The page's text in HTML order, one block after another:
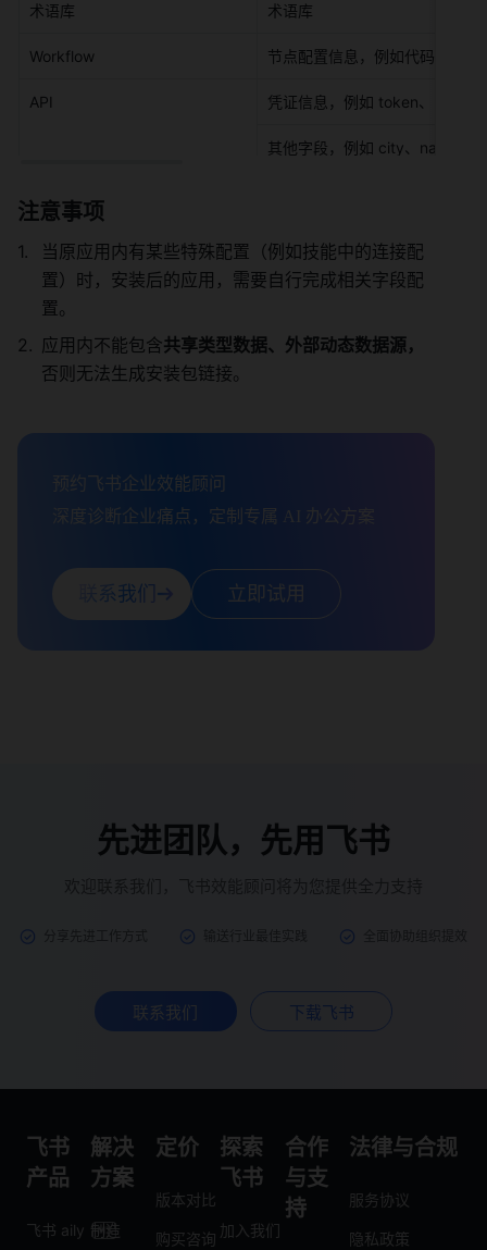
术语库 术语库
Workflow 节点配置信息，例如代码类节
API 凭证信息，例如 token、key 等
其他字段，例如 city、name 等
注意事项
当原应用内有某些特殊配置（例如技能中的连接配
置）时，安装后的应用，需要自行完成相关字段配
置。
应用内不能包含共享类型数据、外部动态数据源，
否则无法生成安装包链接。
预约飞书企业效能顾问
深度诊断企业痛点，定制专属 AI 办公方案
联系我们 立即试用
先进团队，先用飞书
联系我们 下载飞书
飞书
产品
飞书 aily
解决
方案
制造
定价
版本对比
购买咨询
探索
飞书
加入我们
合作
与支
持
法律与合规
服务协议
隐私政策